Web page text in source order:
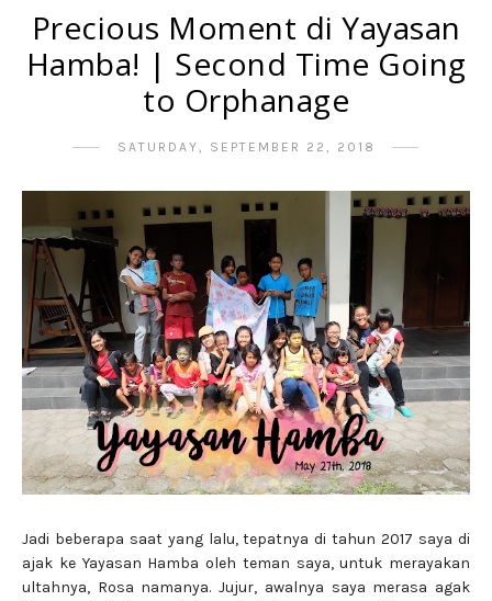
Precious Moment di Yayasan
Hamba! | Second Time Going
to Orphanage
SATURDAY, SEPTEMBER 22, 2018
Jadi beberapa saat yang lalu, tepatnya di tahun 2017 saya di
ajak ke Yayasan Hamba oleh teman saya, untuk merayakan
ultahnya, Rosa namanya. Jujur, awalnya saya merasa agak